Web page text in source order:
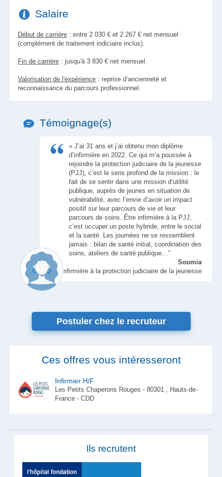
Salaire
Début de carrière : entre 2 030 € et 2 267 € net mensuel
(complément de traitement indiciaire inclus).
Fin de carrière : jusqu'à 3 830 € net mensuel.
Valorisation de l'expérience : reprise d’ancienneté et
reconnaissance du parcours professionnel.
Témoignage(s)
« J’ai 31 ans et j’ai obtenu mon diplôme
d’infirmière en 2022. Ce qui m’a poussée à
rejoindre la protection judiciaire de la jeunesse
(PJJ), c’est le sens profond de la mission : le
fait de se sentir dans une mission d’utilité
publique, auprès de jeunes en situation de
vulnérabilité, avec l’envie d’avoir un impact
positif sur leur parcours de vie et leur
parcours de soins. Être infirmière à la PJJ,
c’est occuper un poste hybride, entre le social
et la santé. Les journées ne se ressemblent
jamais : bilan de santé initial, coordination des
soins, ateliers de santé publique…"
Soumia
Infirmière à la protection judiciaire de la jeunesse
Postuler chez le recruteur
Ces offres vous intéresseront
Infirmier H/F
Les Petits Chaperons Rouges - 80301 , Hauts-de-
France - CDD
Ils recrutent